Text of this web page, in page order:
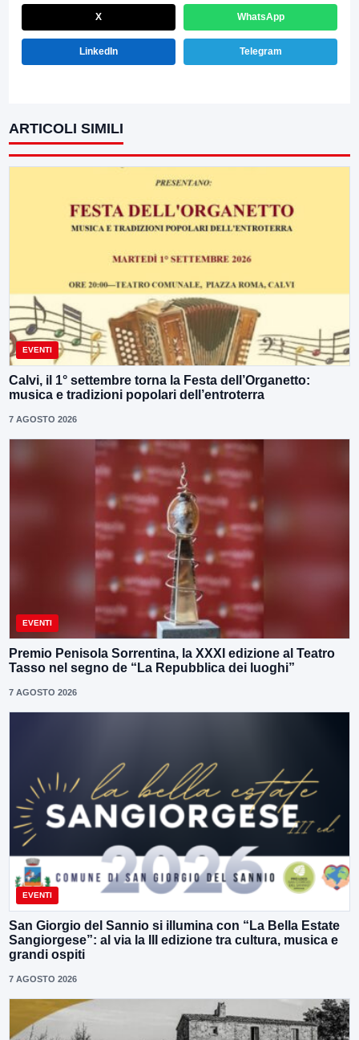
X WhatsApp
LinkedIn Telegram
ARTICOLI SIMILI
EVENTI
Calvi, il 1° settembre torna la Festa dell’Organetto:
musica e tradizioni popolari dell’entroterra
7 AGOSTO 2026
EVENTI
Premio Penisola Sorrentina, la XXXI edizione al Teatro
Tasso nel segno de “La Repubblica dei luoghi”
7 AGOSTO 2026
EVENTI
San Giorgio del Sannio si illumina con “La Bella Estate
Sangiorgese”: al via la III edizione tra cultura, musica e
grandi ospiti
7 AGOSTO 2026